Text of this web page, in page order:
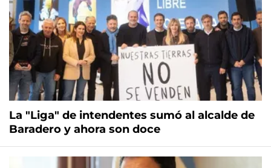
La "Liga" de intendentes sumó al alcalde de
Baradero y ahora son doce